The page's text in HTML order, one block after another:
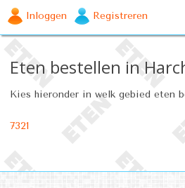
Inloggen Registreren
Eten bestellen in
Kies hieronder in welk gebied eten
7321